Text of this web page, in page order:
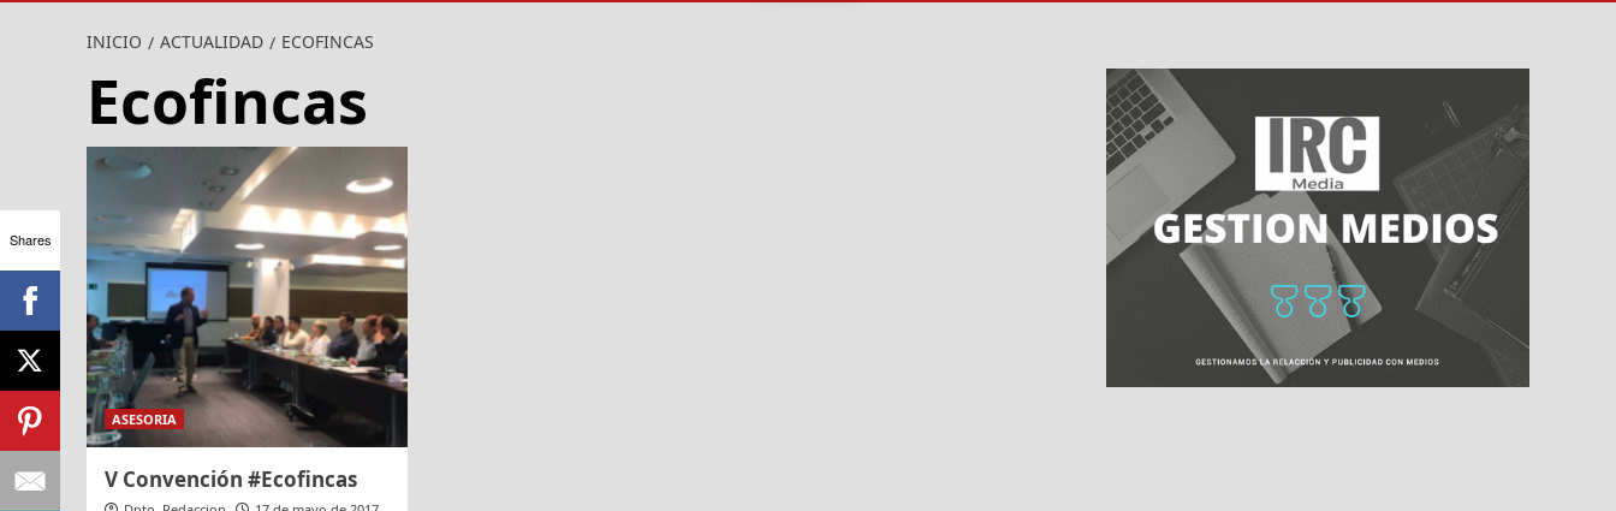
INICIO ACTUALIDAD ECOFINCAS
Ecofincas
ASESORIA
V Convención #Ecofincas
Shares